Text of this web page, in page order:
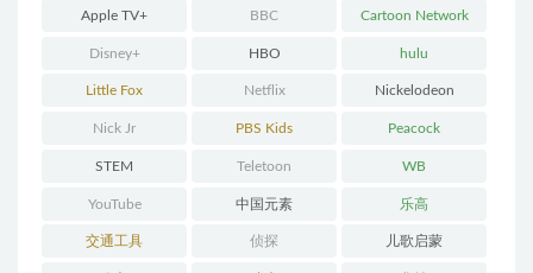
Apple TV+ BBC Cartoon Network
Disney+ HBO hulu
Little Fox Netflix Nickelodeon
Nick Jr PBS Kids Peacock
STEM Teletoon WB
YouTube 中国元素 乐高
交通工具 侦探 儿歌启蒙